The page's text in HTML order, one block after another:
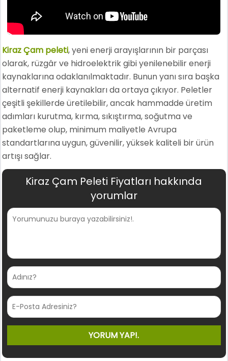
Kiraz Çam peleti, yeni enerji arayışlarının bir parçası
olarak, rüzgâr ve hidroelektrik gibi yenilenebilir enerji
kaynaklarına odaklanılmaktadır. Bunun yanı sıra başka
alternatif enerji kaynakları da ortaya çıkıyor. Peletler
çeşitli şekillerde üretilebilir, ancak hammadde üretim
adımları kurutma, kırma, sıkıştırma, soğutma ve
paketleme olup, minimum maliyetle Avrupa
standartlarına uygun, güvenilir, yüksek kaliteli bir ürün
artışı sağlar.
Kiraz Çam Peleti Fiyatları hakkında
yorumlar